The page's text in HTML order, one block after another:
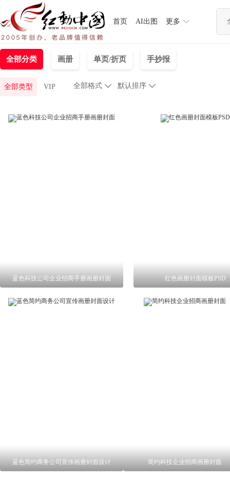
首页 AI出图 更多
全部分类 画册 单页/折页 手抄报
全部类型 VIP 
全部格式 默认排序 
蓝色科技公司企业招商手册画册封面 红色画册封面模板PSD
蓝色简约商务公司宣传画册封面设计 简约科技企业招商画册封面